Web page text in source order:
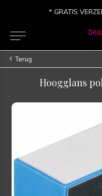
* GRATIS
Terug
Hoogglans